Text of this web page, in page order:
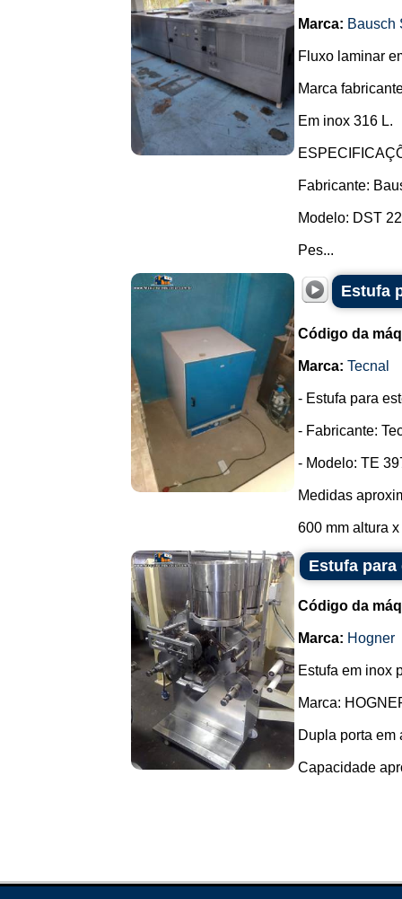
Marca: Bausch
Fluxo laminar
Marca
Em inox 316 L.
Fabricante:
Modelo: DST
Pes...
Estufa
Código da
Marca: Tecnal
- Estufa para
- Fabricante:
- Modelo: TE
Medidas
600 mm altura
Estufa para
Código da
Marca: Hogner
Estufa em inox
Marca:
Dupla porta em
Capacidade